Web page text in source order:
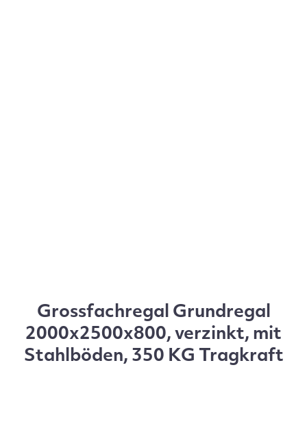
Grossfachregal Grundregal
2000x2500x800, verzinkt, mit
Stahlböden, 350 KG Tragkraft